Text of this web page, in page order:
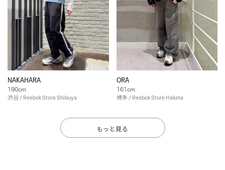
NAKAHARA
190cm
渋谷 / Reebok Store Shibuya
ORA
161cm
博多 / Reebok Store Hakata
もっと見る